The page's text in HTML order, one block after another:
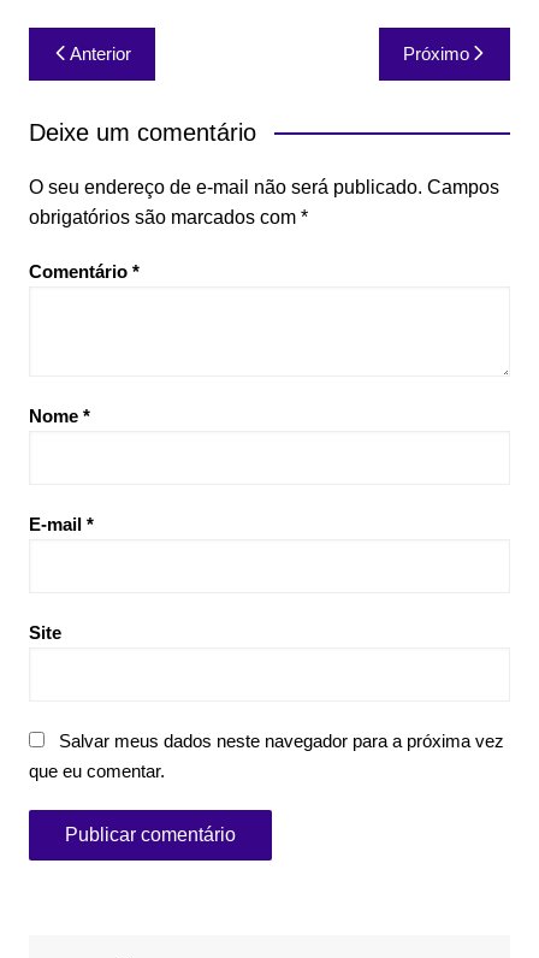
Navegação
de
Post
Anterior Próximo
Deixe um comentário
O seu endereço de e-mail não será publicado. Campos
obrigatórios são marcados com *
Comentário *
Nome *
E-mail *
Site
Salvar meus dados neste navegador para a próxima vez
que eu comentar.